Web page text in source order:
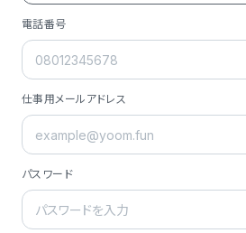
電話番号
仕事用メールアドレス
パスワード